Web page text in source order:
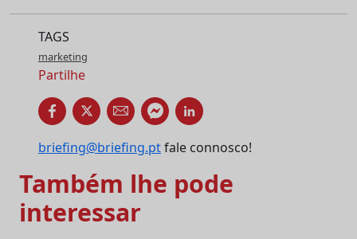
TAGS
marketing
Partilhe
briefing@briefing.ptfale connosco!
Também lhe pode
interessar